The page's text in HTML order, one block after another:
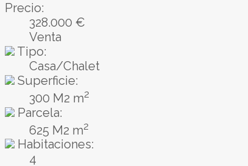
Precio:
328.000 €
Venta
Tipo:
Casa/Chalet
Superficie:
300 M2 m2
Parcela:
625 M2 m2
Habitaciones:
4